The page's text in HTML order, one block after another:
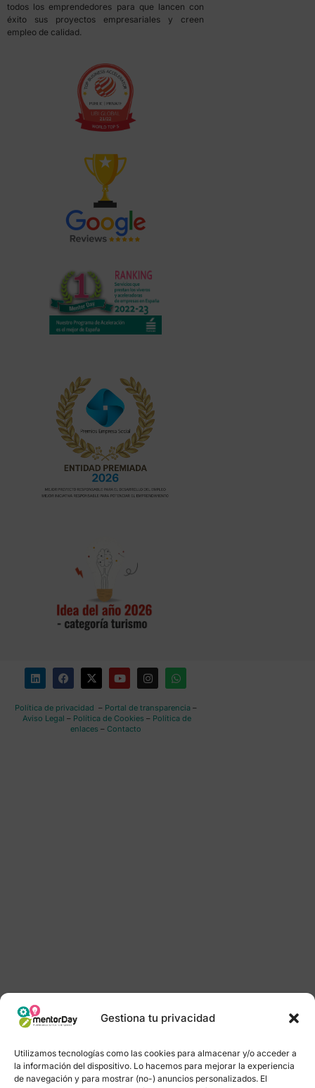
Gestiona tu privacidad
Utilizamos tecnologías como las cookies para almacenar y/o acceder a
la información del dispositivo. Lo hacemos para mejorar la experiencia
de navegación y para mostrar (no-) anuncios personalizados. El
todos los emprendedores para que lancen con
éxito sus proyectos empresariales y creen
empleo de calidad.
Política de privacidad – Portal de transparencia–
Aviso Legal – Política de Cookies – Política de
enlaces – Contacto